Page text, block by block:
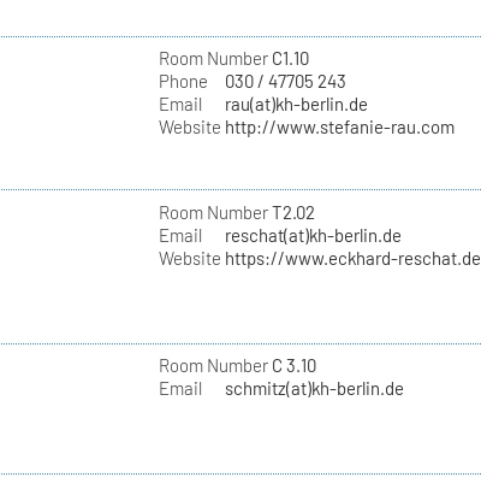
Room NumberC1.10
Phone
030 / 47705 243
Email
rau(at)kh-berlin.de
Website http://www.stefanie-rau.com
Room NumberT2.02
Email
reschat(at)kh-berlin.de
Website https://www.eckhard-reschat.de
Room NumberC 3.10
Email
schmitz(at)kh-berlin.de